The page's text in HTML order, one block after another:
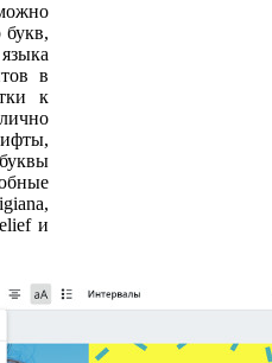
букв,
в
к
и